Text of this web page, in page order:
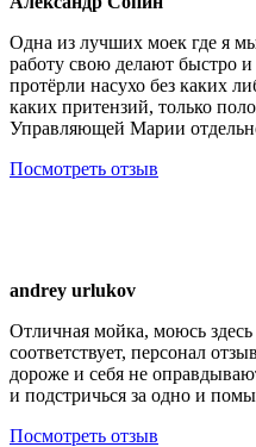
Одна из лучших моек где я
работу свою делают быстро
протёрли насухо без каких
каких притензий, только
Управляющей Марии
Посмотреть отзыв
andrey urlukov
Отличная мойка, моюсь здесь
соответствует, персонал
дороже и себя не
и подстричься за одно и
Посмотреть отзыв